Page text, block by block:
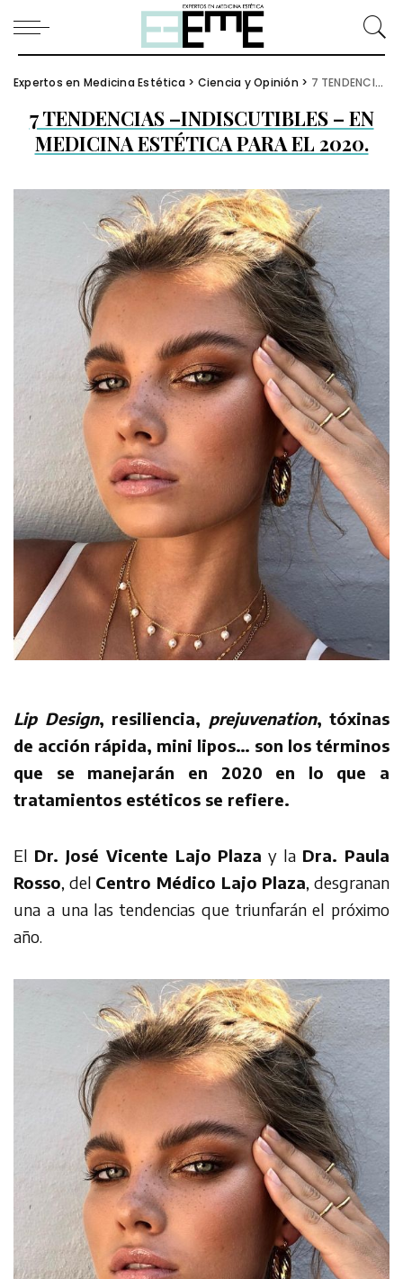
Expertos en Medicina Estética > Ciencia y Opinión > 7 TENDENCIAS –INDISCUTIBLES – EN MEDICINA ESTÉTICA PARA EL 2020.
7 TENDENCIAS –INDISCUTIBLES – EN
MEDICINA ESTÉTICA PARA EL 2020.
Lip Design, resiliencia, prejuvenation, tóxinas
de acción rápida, mini lipos… son los términos
que se manejarán en 2020 en lo que a
tratamientos estéticos se refiere.
El Dr. José Vicente Lajo Plaza y la Dra. Paula
Rosso , del Centro Médico Lajo Plaza , desgranan
una a una las tendencias que triunfarán el próximo
año.